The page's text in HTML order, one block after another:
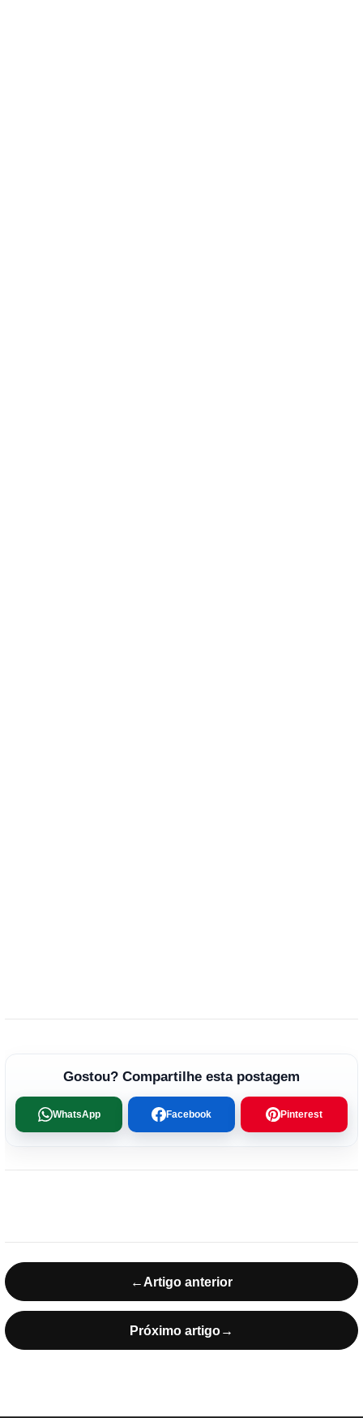
Gostou? Compartilhe esta postagem
WhatsApp Facebook Pinterest
← Artigo anterior
Próximo artigo→